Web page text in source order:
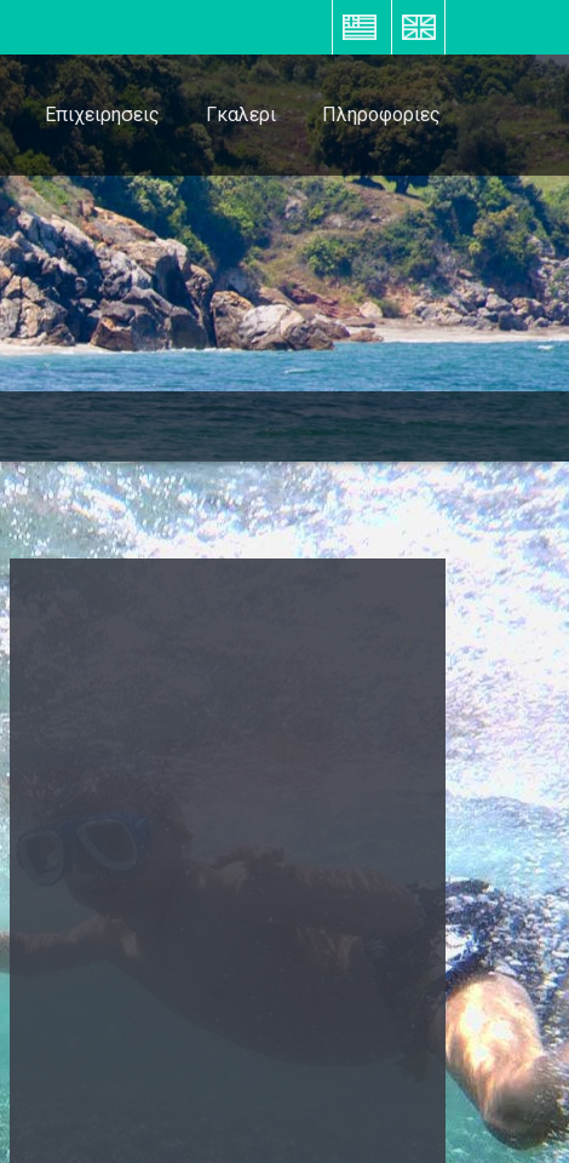
ΕΛ EN
Επιχειρησεις Γκαλερι Πληροφοριες